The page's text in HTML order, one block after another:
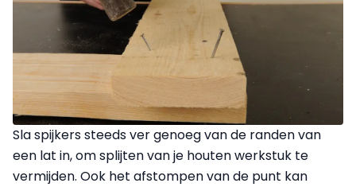
Sla spijkers steeds ver genoeg van de randen van
een lat in, om splijten van je houten werkstuk te
vermijden. Ook het afstompen van de punt kan